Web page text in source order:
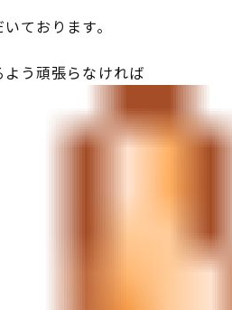
ております。
う頑張らなければ